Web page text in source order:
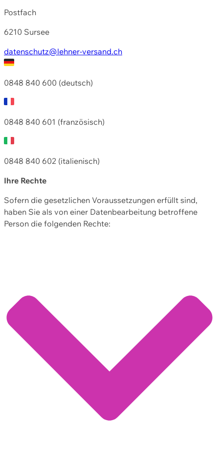
Postfach
6210 Sursee
datenschutz@lehner-versand.ch
0848 840 600 (deutsch)
0848 840 601 (französisch)
0848 840 602 (italienisch)
Ihre Rechte
Sofern die gesetzlichen Voraussetzungen erfüllt sind,
haben Sie als von einer Datenbearbeitung betroffene
Person die folgenden Rechte: